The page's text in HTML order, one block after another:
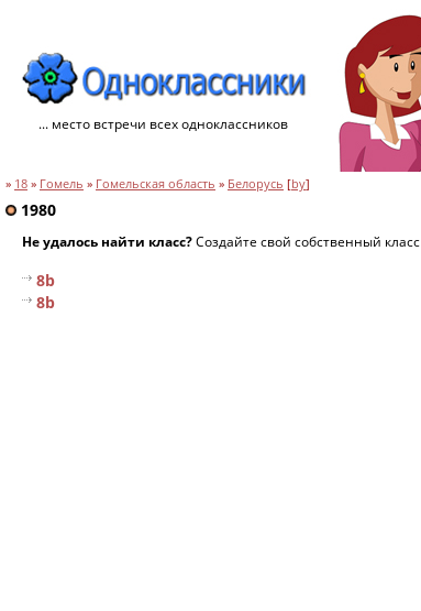
... место встречи всех одноклассников
» 18 » Гомель » Гомельская область » Белорусь [by]
1980
Не удалось найти класс?Создайте свой собственный класс
8b
8b